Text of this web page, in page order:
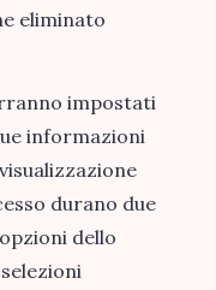
eliminato
impostati
informazioni
durano due
dello